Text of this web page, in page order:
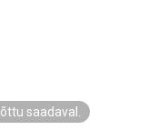
saadaval.